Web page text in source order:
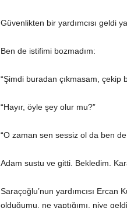
Güvenlikten bir yardımcısı geldi
Ben de istifimi bozmadım:
“Şimdi buradan çıkmasam, çekip
“Hayır, öyle şey olur mu?”
“O zaman sen sessiz ol da ben
Adam sustu ve gitti. Bekledim.
Saraçoğlu’nun yardımcısı Ercan
olduğumu, ne yaptığımı, niye